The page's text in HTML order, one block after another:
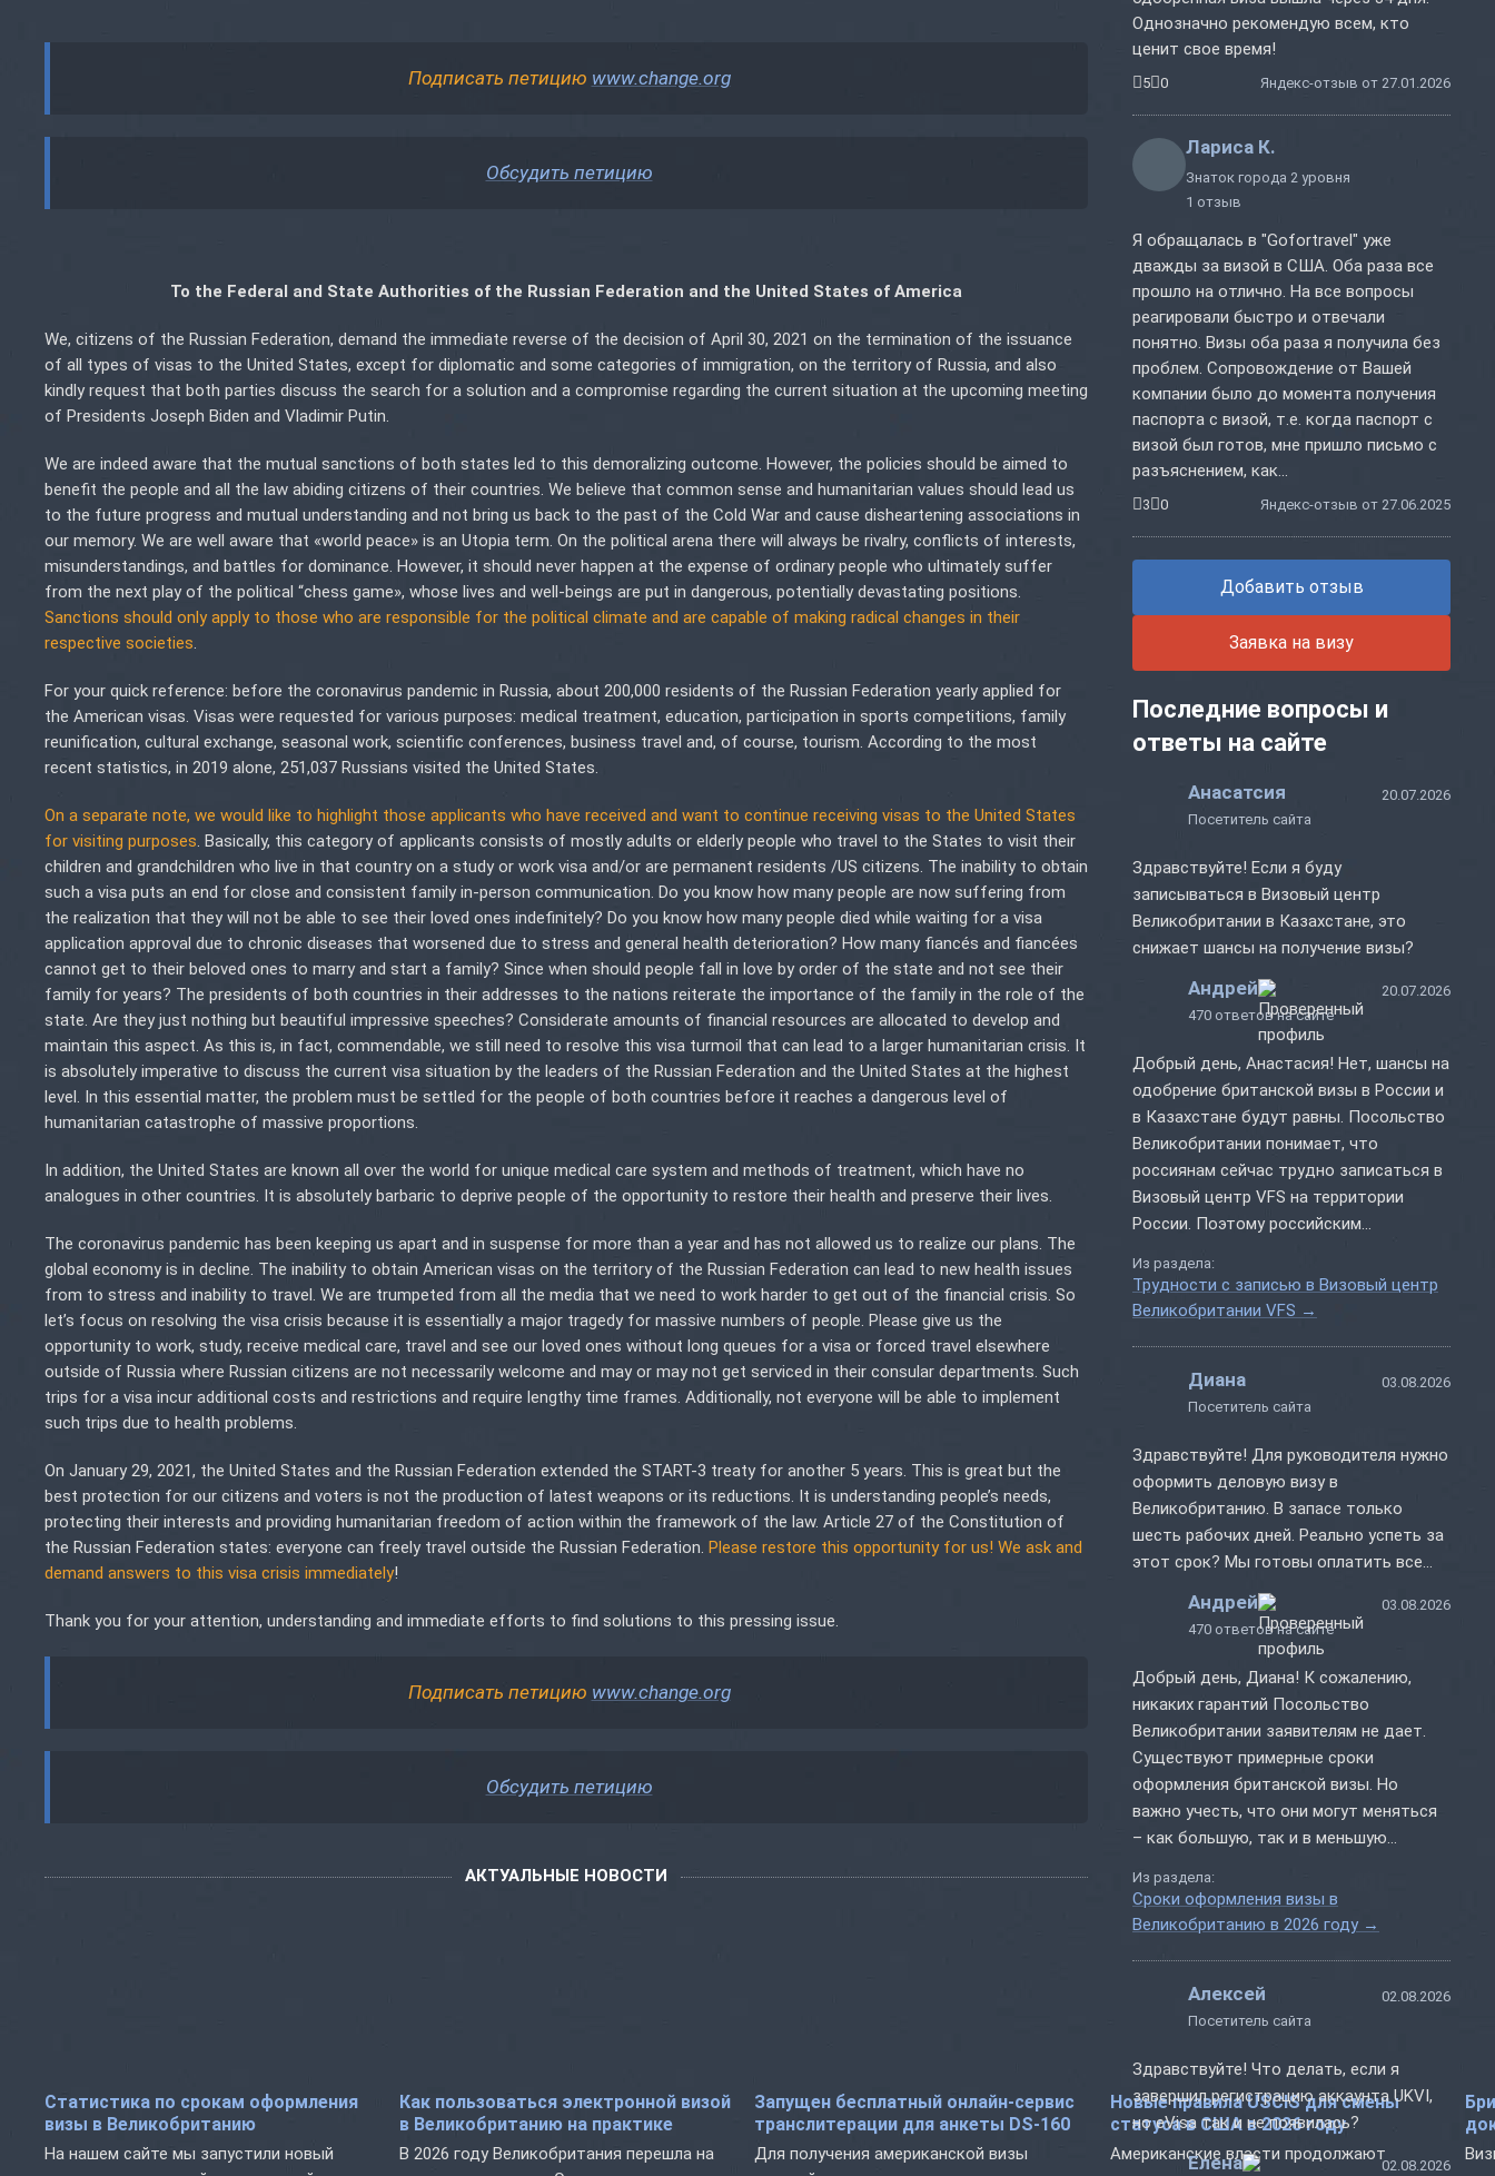
Подписать петицию www.change.org
Обсудить петицию
To the Federal and State Authorities of the Russian Federation and the United States of America
We, citizens of the Russian Federation, demand the immediate reverse of the decision of April 30, 2021 on the termination of the issuance
of all types of visas to the United States, except for diplomatic and some categories of immigration, on the territory of Russia, and also
kindly request that both parties discuss the search for a solution and a compromise regarding the current situation at the upcoming meeting
of Presidents Joseph Biden and Vladimir Putin.
We are indeed aware that the mutual sanctions of both states led to this demoralizing outcome. However, the policies should be aimed to
benefit the people and all the law abiding citizens of their countries. We believe that common sense and humanitarian values should lead us
to the future progress and mutual understanding and not bring us back to the past of the Cold War and cause disheartening associations in
our memory. We are well aware that «world peace» is an Utopia term. On the political arena there will always be rivalry, conflicts of interests,
misunderstandings, and battles for dominance. However, it should never happen at the expense of ordinary people who ultimately suffer
from the next play of the political “chess game», whose lives and well-beings are put in dangerous, potentially devastating positions.
Sanctions should only apply to those who are responsible for the political climate and are capable of making radical changes in their
respective societies
For your quick reference: before the coronavirus pandemic in Russia, about 200,000 residents of the Russian Federation yearly applied for
the American visas. Visas were requested for various purposes: medical treatment, education, participation in sports competitions, family
reunification, cultural exchange, seasonal work, scientific conferences, business travel and, of course, tourism. According to the most
recent statistics, in 2019 alone, 251,037 Russians visited the United States.
On a separate note, we would like to highlight those applicants who have received and want to continue receiving visas to the United States
for visiting purposes . Basically, this category of applicants consists of mostly adults or elderly people who travel to the States to visit their
children and grandchildren who live in that country on a study or work visa and/or are permanent residents /US citizens. The inability to obtain
such a visa puts an end for close and consistent family in-person communication. Do you know how many people are now suffering from
the realization that they will not be able to see their loved ones indefinitely? Do you know how many people died while waiting for a visa
application approval due to chronic diseases that worsened due to stress and general health deterioration? How many fiancés and fiancées
cannot get to their beloved ones to marry and start a family? Since when should people fall in love by order of the state and not see their
family for years? The presidents of both countries in their addresses to the nations reiterate the importance of the family in the role of the
state. Are they just nothing but beautiful impressive speeches? Considerate amounts of financial resources are allocated to develop and
maintain this aspect. As this is, in fact, commendable, we still need to resolve this visa turmoil that can lead to a larger humanitarian crisis. It
is absolutely imperative to discuss the current visa situation by the leaders of the Russian Federation and the United States at the highest
level. In this essential matter, the problem must be settled for the people of both countries before it reaches a dangerous level of
humanitarian catastrophe of massive proportions.
In addition, the United States are known all over the world for unique medical care system and methods of treatment, which have no
analogues in other countries. It is absolutely barbaric to deprive people of the opportunity to restore their health and preserve their lives.
The coronavirus pandemic has been keeping us apart and in suspense for more than a year and has not allowed us to realize our plans. The
global economy is in decline. The inability to obtain American visas on the territory of the Russian Federation can lead to new health issues
from to stress and inability to travel. We are trumpeted from all the media that we need to work harder to get out of the financial crisis. So
let’s focus on resolving the visa crisis because it is essentially a major tragedy for massive numbers of people. Please give us the
opportunity to work, study, receive medical care, travel and see our loved ones without long queues for a visa or forced travel elsewhere
outside of Russia where Russian citizens are not necessarily welcome and may or may not get serviced in their consular departments. Such
trips for a visa incur additional costs and restrictions and require lengthy time frames. Additionally, not everyone will be able to implement
such trips due to health problems.
On January 29, 2021, the United States and the Russian Federation extended the START-3 treaty for another 5 years. This is great but the
best protection for our citizens and voters is not the production of latest weapons or its reductions. It is understanding people’s needs,
protecting their interests and providing humanitarian freedom of action within the framework of the law. Article 27 of the Constitution of
the Russian Federation states: everyone can freely travel outside the Russian Federation. Please restore this opportunity for us! We ask and
demand answers to this visa crisis immediately!
Thank you for your attention, understanding and immediate efforts to find solutions to this pressing issue.
Подписать петицию www.change.org
Обсудить петицию
АКТУАЛЬНЫЕ НОВОСТИ
Статистика по срокам оформления
визы в Великобританию
На нашем сайте мы запустили новый
Как пользоваться электронной визой
в Великобританию на практике
В 2026 году Великобритания перешла на
Запущен бесплатный онлайн-сервис
транслитерации для анкеты DS-160
Для получения американской визы
Новые правила USCIS для смены
статуса в США в 2026 году
Американские власти продолжают
Однозначно рекомендую всем, кто
ценит свое время!
5 0 Яндекс-отзыв от 27.01.2026
Лариса К.
Знаток города 2 уровня
1 отзыв
Я обращалась в "Gofortravel" уже
дважды за визой в США. Оба раза все
прошло на отлично. На все вопросы
реагировали быстро и отвечали
понятно. Визы оба раза я получила без
проблем. Сопровождение от Вашей
компании было до момента получения
паспорта с визой, т.е. когда паспорт с
визой был готов, мне пришло письмо с
разъяснением, как...
3 0 Яндекс-отзыв от 27.06.2025
Добавить отзыв
Заявка на визу
Последние вопросы и
ответы на сайте
Анасатсия
20.07.2026
Посетитель сайта
Здравствуйте! Если я буду
записываться в Визовый центр
Великобритании в Казахстане, это
снижает шансы на получение визы?
Андрей
20.07.2026
470 ответов на сайте
Добрый день, Анастасия! Нет, шансы на
одобрение британской визы в России и
в Казахстане будут равны. Посольство
Великобритании понимает, что
россиянам сейчас трудно записаться в
Визовый центр VFS на территории
России. Поэтому российским
документы за границей (включая
Казахстан). Процедура оформления
обращался в ВЦ по месту проживания.
Из раздела:
Трудности с записью в Визовый центр
Великобритании VFS →
Диана
03.08.2026
Посетитель сайта
Здравствуйте! Для руководителя нужно
оформить деловую визу в
Великобританию. В запасе только
шесть рабочих дней. Реально успеть за
этот срок? Мы готовы оплатить все
Андрей
03.08.2026
470 ответов на сайте
Добрый день, Диана! К сожалению,
никаких гарантий Посольство
Великобритании заявителям не дает.
Существуют примерные сроки
оформления британской визы. Но
важно учесть, что они могут меняться
– как большую, так и в меньшую
сезона. Если это сезон отпусков, то
сроки рассмотрения документов
быстрее. Но заранее определить...
Из раздела:
Сроки оформления визы в
Великобританию в 2026 году →
Алексей
02.08.2026
Посетитель сайта
Здравствуйте! Что делать, если я
завершил регистрацию аккаунта UKVI,
но eVisa так и не появилась?
Елена 02.08.2026